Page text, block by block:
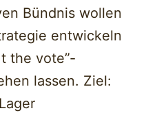
Bündnis wollen
entwickeln
the vote”-
lassen. Ziel: